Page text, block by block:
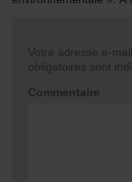
Votre adresse e-
obligatoires sont
Commentaire